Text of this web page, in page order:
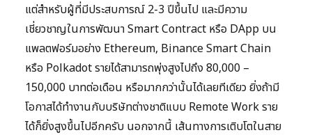
แต่สำหรับผู้ที่มีประสบการณ์ 2-3 ปีขึ้นไป และมีความ
เชี่ยวชาญในการพัฒนา Smart Contract หรือ DApp บน
แพลตฟอร์มอย่าง Ethereum, Binance Smart Chain
หรือ Polkadot รายได้สามารถพุ่งสูงไปถึง 80,000 –
150,000 บาทต่อเดือน หรือมากกว่านั้นได้เลยทีเดียว ยิ่งถ้ามี
โอกาสได้ทำงานกับบริษัทต่างชาติแบบ Remote Work ราย
ได้ก็ยิ่งสูงขึ้นไปอีกครับ นอกจากนี้ เส้นทางการเติบโตในสาย